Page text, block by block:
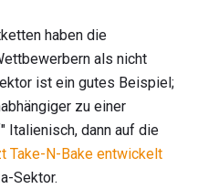
haben die
als nicht
ist ein gutes Beispiel;
zu einer
Italienisch, dann auf die
Take-N-Bake entwickelt
Sektor.